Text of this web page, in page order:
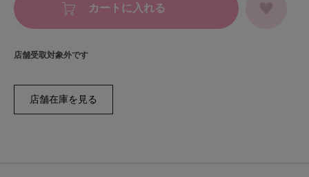
カートに入れる
店舗受取対象外です